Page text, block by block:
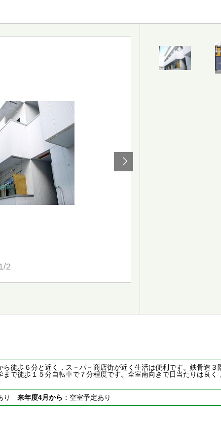
2
ら徒歩６分と近く，ス－パ－商店街が近く生活は便利です。鉄骨造
まで徒歩１５分自転車で７分程度です。全室南向きで日当たりは良
り 来年度4月から ：空室予定あり